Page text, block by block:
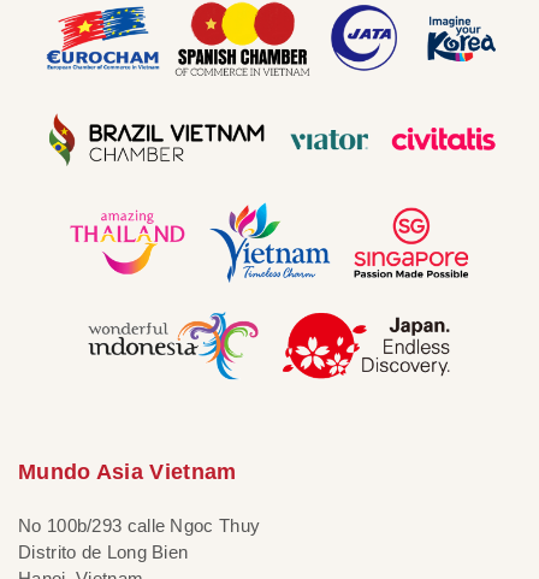
Mundo Asia Vietnam
No 100b/293 calle Ngoc Thuy
Distrito de Long Bien